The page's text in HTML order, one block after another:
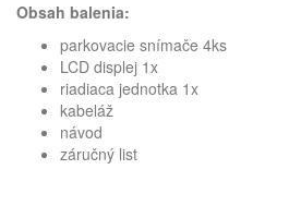
Obsah balenia:
parkovacie snímače 4ks
LCD displej 1x
riadiaca jednotka 1x
kabeláž
návod
záručný list